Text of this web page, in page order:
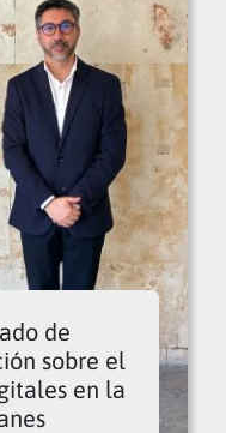
de
sobre el
en la